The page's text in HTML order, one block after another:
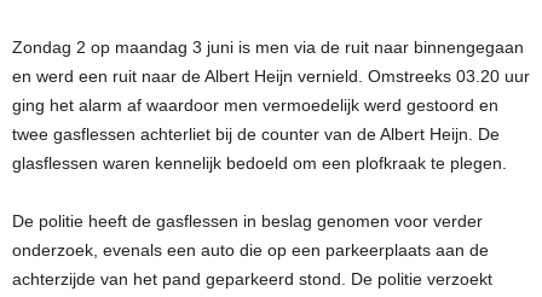
Zondag 2 op maandag 3 juni is men via de ruit naar binnengegaan
en werd een ruit naar de Albert Heijn vernield. Omstreeks 03.20 uur
ging het alarm af waardoor men vermoedelijk werd gestoord en
twee gasflessen achterliet bij de counter van de Albert Heijn. De
glasflessen waren kennelijk bedoeld om een plofkraak te plegen.
De politie heeft de gasflessen in beslag genomen voor verder
onderzoek, evenals een auto die op een parkeerplaats aan de
achterzijde van het pand geparkeerd stond. De politie verzoekt